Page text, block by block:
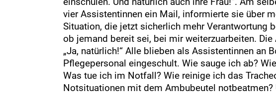
vier Assistentinnen ein Mail, informierte sie über
Situation, die jetzt sicherlich mehr Verantwortung
ob jemand bereit sei, bei mir weiterzuarbeiten.
„Ja, natürlich!“ Alle blieben als Assistentinnen an
Pflegepersonal eingeschult. Wie sauge ich ab?
Was tue ich im Notfall? Wie reinige ich das
Notsituationen mit dem Ambubeutel notbeatmen?